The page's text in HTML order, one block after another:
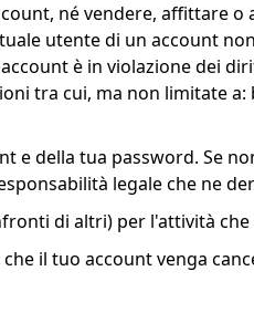
né vendere, affittare
utente di un account
è in violazione dei
tra cui, ma non limitate
e della tua password. Se
legale che ne
di altri) per l'attività
il tuo account venga